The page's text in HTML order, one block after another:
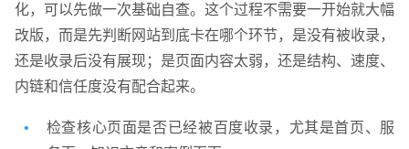
化，可以先做一次基础自查。这个过程不需要一开始就大幅
改版，而是先判断网站到底卡在哪个环节，是没有被收录，
还是收录后没有展现；是页面内容太弱，还是结构、速度、
内链和信任度没有配合起来。
检查核心页面是否已经被百度收录，尤其是首页、服